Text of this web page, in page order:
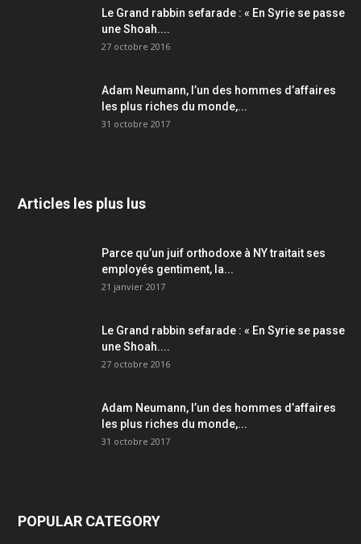
Le Grand rabbin sefarade : « En Syrie se passe
une Shoah....
27 octobre 2016
Adam Neumann, l’un des hommes d’affaires
les plus riches du monde,...
31 octobre 2017
Articles les plus lus
Parce qu’un juif orthodoxe à NY traitait ses
employés gentiment, la...
21 janvier 2017
Le Grand rabbin sefarade : « En Syrie se passe
une Shoah....
27 octobre 2016
Adam Neumann, l’un des hommes d’affaires
les plus riches du monde,...
31 octobre 2017
POPULAR CATEGORY